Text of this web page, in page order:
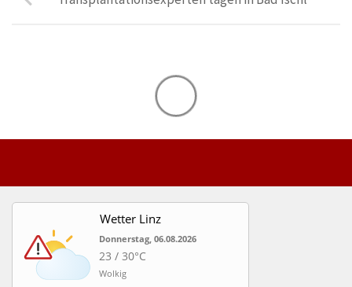
Wetter Linz
Donnerstag, 06.08.2026
23 / 30°C
Wolkig